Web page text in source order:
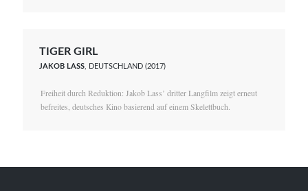
TIGER GIRL
JAKOB LASS, DEUTSCHLAND (2017)
Freiheit durch Reduktion: Jakob Lass’ dritter Langfilm zeigt erneut
befreites, deutsches Kino basierend auf einem Skelettbuch.